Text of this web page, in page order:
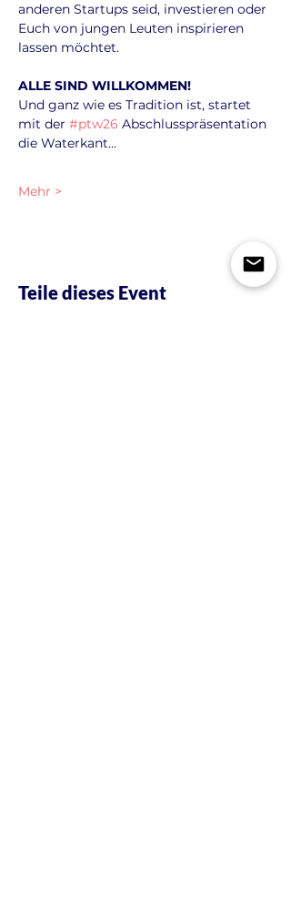
anderen Startups seid, investieren oder
Euch von jungen Leuten inspirieren
lassen möchtet.
ALLE SIND WILLKOMMEN!
Und ganz wie es Tradition ist, startet
mit der #ptw26 Abschlusspräsentation
die Waterkant…
Mehr >
Teile dieses Event